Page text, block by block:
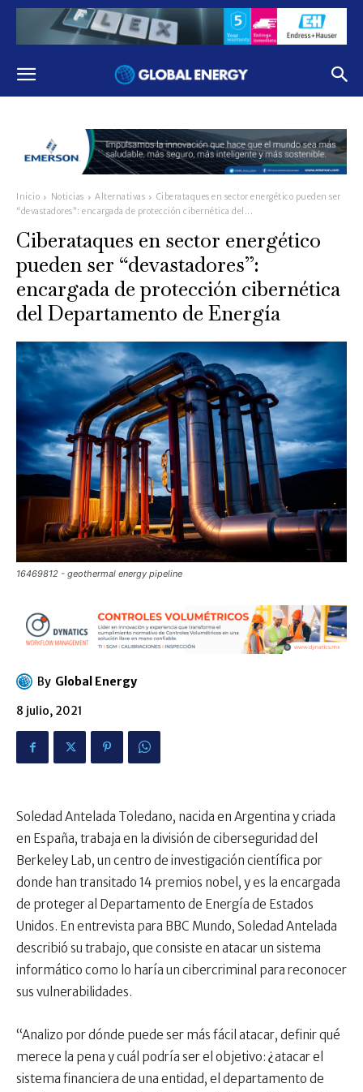
Inicio Noticias Alternativas
Ciberataques en sector energético pueden ser
“devastadores”: encargada de protección cibernética del...
Ciberataques en sector energético
pueden ser “devastadores”:
encargada de protección cibernética
del Departamento de Energía
16469812 - geothermal energy pipeline
By Global Energy
8 julio, 2021
Soledad Antelada Toledano, nacida en Argentina y criada
en España, trabaja en la división de ciberseguridad del
Berkeley Lab, un centro de investigación científica por
donde han transitado 14 premios nobel, y es la encargada
de proteger al Departamento de Energía de Estados
Unidos. En entrevista para BBC Mundo, Soledad Antelada
describió su trabajo, que consiste en atacar un sistema
informático como lo haría un cibercriminal para reconocer
sus vulnerabilidades.
“Analizo por dónde puede ser más fácil atacar, definir qué
merece la pena y cuál podría ser el objetivo: ¿atacar el
sistema financiera de una entidad, el departamento de